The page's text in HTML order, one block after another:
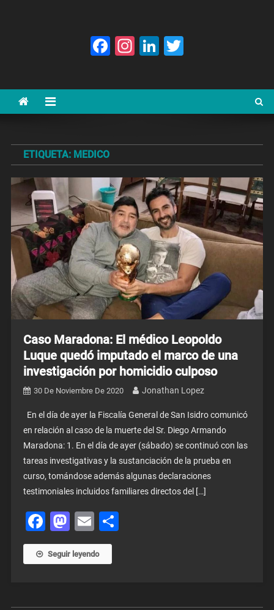
Facebook
Instagram
LinkedIn
ETIQUETA: MEDICO
Caso Maradona: El médico Leopoldo
Luque quedó imputado el marco de una
investigación por homicidio culposo
30 De Noviembre De 2020 Jonathan Lopez
En el día de ayer la Fiscalía General de San Isidro comunicó
en relación al caso de la muerte del Sr. Diego Armando
Maradona: 1. En el día de ayer (sábado) se continuó con las
tareas investigativas y la sustanciación de la prueba en
curso, tomándose además algunas declaraciones
testimoniales incluidos familiares directos del […]
Facebook
Mastodon
EmailShare
Seguir leyendo